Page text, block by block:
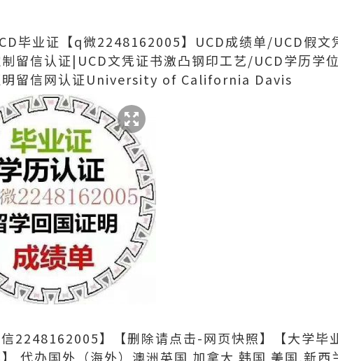
毕业证【q微2248162005】UCD成绩单/UCD假文
留信认证|UCD文凭证书激凸钢印工艺/UCD学历学
明留信网认证University of California Davis
信2248162005】【删除请点击-网页快照】【大学毕
代办国外（海外）澳洲英国 加拿大 韩国 美国,新